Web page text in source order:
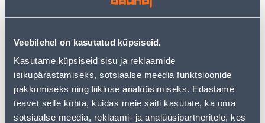
Veebilehel on kasutatud küpsiseid.
Kasutame küpsiseid sisu ja reklaamide
isikupärastamiseks, sotsiaalse meedia funktsioonide
pakkumiseks ning liikluse analüüsimiseks. Edastame
teavet selle kohta, kuidas meie saiti kasutate, ka oma
sotsiaalse meedia, reklaami- ja analüüsipartneritele, kes
KOMPLEKT TRUPER 5-
22.66 €
13.60 €
для
авторизованного
клиента
KRUVIKEERAJATE
KOMPLEKT BRILLIANT
OSA
54.66 €
33.49 €
для
авторизованного
клиента